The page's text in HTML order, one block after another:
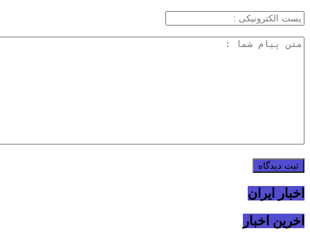
اخبار ایران
اخرین اخبار